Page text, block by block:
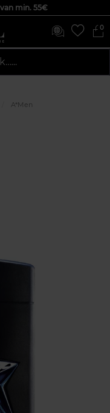
min. 55€
0
A*Men